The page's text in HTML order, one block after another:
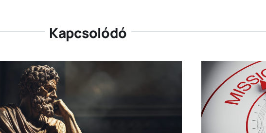
Kapcsolódó